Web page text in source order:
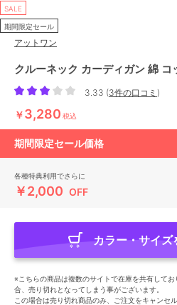
SALE
期間限定セール
アットワン
クルーネック カーディガン 綿 コ
3.33 (3件の口コミ )
￥3,280 税込
期間限定セール価格
各種特典利用でさらに
￥2,000 OFF
カラー・サイズ
※こちらの商品は複数のサイトで在庫を共有して
合、売り切れとなってしまう事がございます。
この場合は売り切れ商品のみ、ご注文をキャンセ